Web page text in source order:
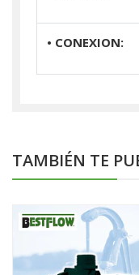
• CONEXION:
TAMBIÉN TE